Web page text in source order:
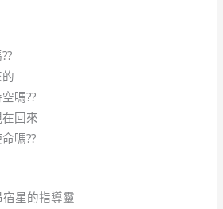
嗎??
回來
嗎??
星的指導靈